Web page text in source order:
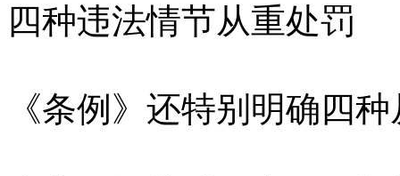
四种违法情节从重处罚
《条例》还特别明确四